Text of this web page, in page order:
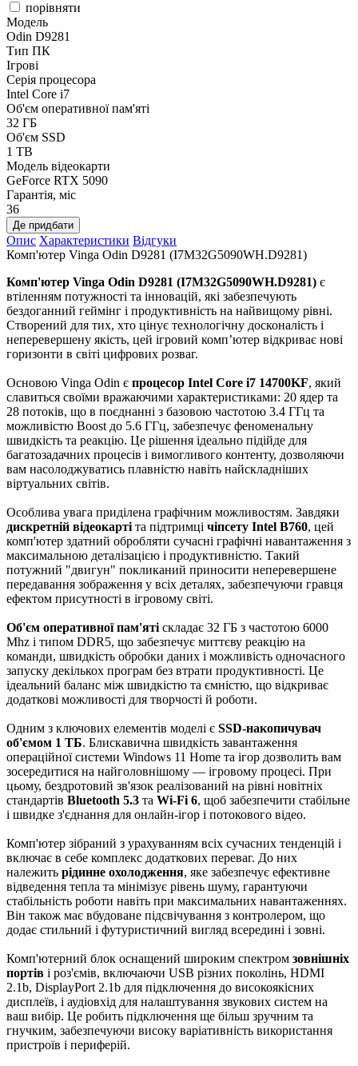
порівняти
Модель
Odin D9281
Тип ПК
Ігрові
Серія процесора
Intel Core i7
Об'єм оперативної пам'яті
32 ГБ
Об'єм SSD
1 TB
Модель відеокарти
GeForce RTX 5090
Гарантія, міс
36
Де придбати
Опис Характеристики Відгуки
Комп'ютер Vinga Odin D9281 (I7M32G5090WH.D9281)
Комп'ютер Vinga Odin D9281 (I7M32G5090WH.D9281) є
втіленням потужності та інновацій, які забезпечують
бездоганний геймінг і продуктивність на найвищому рівні.
Створений для тих, хто цінує технологічну досконалість і
неперевершену якість, цей ігровий комп’ютер відкриває нові
горизонти в світі цифрових розваг.
Основою Vinga Odin є процесор Intel Core i7 14700KF, який
славиться своїми вражаючими характеристиками: 20 ядер та
28 потоків, що в поєднанні з базовою частотою 3.4 ГГц та
можливістю Boost до 5.6 ГГц, забезпечує феноменальну
швидкість та реакцію. Це рішення ідеально підійде для
багатозадачних процесів і вимогливого контенту, дозволяючи
вам насолоджуватись плавністю навіть найскладніших
віртуальних світів.
Особлива увага приділена графічним можливостям. Завдяки
дискретній відеокарті та підтримці чіпсету Intel B760, цей
комп'ютер здатний обробляти сучасні графічні навантаження з
максимальною деталізацією і продуктивністю. Такий
потужний "двигун" покликаний приносити неперевершене
передавання зображення у всіх деталях, забезпечуючи гравця
ефектом присутності в ігровому світі.
Об'єм оперативної пам'яті складає 32 ГБ з частотою 6000
Mhz і типом DDR5, що забезпечує миттєву реакцію на
команди, швидкість обробки даних і можливість одночасного
запуску декількох програм без втрати продуктивності. Це
ідеальний баланс між швидкістю та ємністю, що відкриває
додаткові можливості для творчості й роботи.
Одним з ключових елементів моделі є SSD-накопичувач
об'ємом 1 ТБ. Блискавична швидкість завантаження
операційної системи Windows 11 Home та ігор дозволить вам
зосередитися на найголовнішому — ігровому процесі. При
цьому, бездротовий зв'язок реалізований на рівні новітніх
стандартів Bluetooth 5.3 та Wi-Fi 6, щоб забезпечити стабільне
і швидке з'єднання для онлайн-ігор і потокового відео.
Комп'ютер зібраний з урахуванням всіх сучасних тенденцій і
включає в себе комплекс додаткових переваг. До них
належить рідинне охолодження, яке забезпечує ефективне
відведення тепла та мінімізує рівень шуму, гарантуючи
стабільність роботи навіть при максимальних навантаженнях.
Він також має вбудоване підсвічування з контролером, що
додає стильний і футуристичний вигляд всередині і зовні.
Комп'ютерний блок оснащений широким спектром зовнішніх
портів і роз'ємів, включаючи USB різних поколінь, HDMI
2.1b, DisplayPort 2.1b для підключення до високоякісних
дисплеїв, і аудіовхід для налаштування звукових систем на
ваш вибір. Це робить підключення ще більш зручним та
гнучким, забезпечуючи високу варіативність використання
пристроїв і периферій.